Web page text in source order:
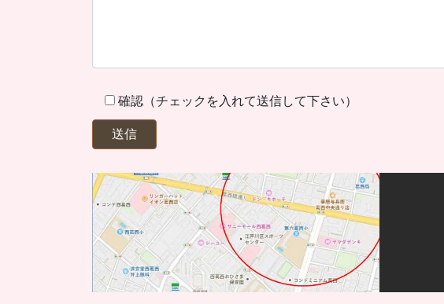
確認（チェックを入れて送信して下さい）